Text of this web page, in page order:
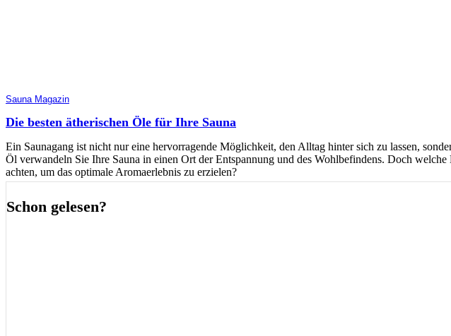
Sauna Magazin
Die besten ätherischen Öle für Ihre Sauna
Ein Saunagang ist nicht nur eine hervorragende Möglichkeit, den Alltag hinter sich zu lassen,
Öl verwandeln Sie Ihre Sauna in einen Ort der Entspannung und des Wohlbefindens. Doch
achten, um das optimale Aromaerlebnis zu erzielen?
Schon gelesen?